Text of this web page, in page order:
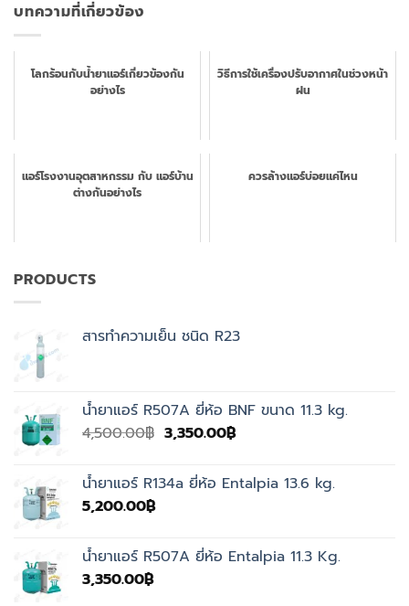
บทความที่เกี่ยวข้อง
โลกร้อนกับน้ำยาแอร์เกี่ยวข้องกัน
อย่างไร
วิธีการใช้เครื่องปรับอากาศในช่วงหน้า
ฝน
แอร์โรงงานอุตสาหกรรม กับ แอร์บ้าน
ต่างกันอย่างไร
ควรล้างแอร์บ่อยแค่ไหน
PRODUCTS
สารทำความเย็น ชนิด R23
น้ำยาแอร์ R507A ยี่ห้อ BNF ขนาด 11.3 kg.
4,500.00฿ Original
4,500.00฿.
3,350.00฿Current
3,350.00฿.
น้ำยาแอร์ R134a ยี่ห้อ Entalpia 13.6 kg.
5,200.00฿
น้ำยาแอร์ R507A ยี่ห้อ Entalpia 11.3 Kg.
3,350.00฿